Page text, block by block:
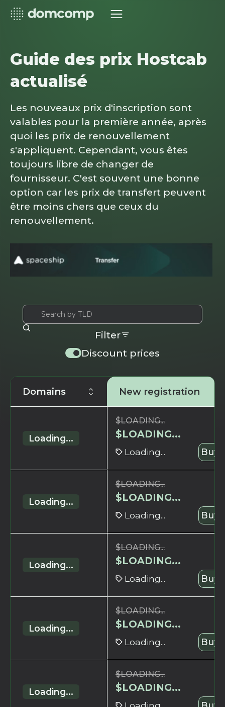
Guide des prix Hostcab
actualisé
Les nouveaux prix d'inscription sont
valables pour la première année, après
quoi les prix de renouvellement
s'appliquent. Cependant, vous êtes
toujours libre de changer de
fournisseur. C'est souvent une bonne
option car les prix de transfert peuvent
être moins chers que ceux du
renouvellement.
Discount prices
Filter
Domains New registration
Loading...
$LOADING...
$LOADING...
Loading... Buy
Loading...
$LOADING...
$LOADING...
Loading... Buy
Loading...
$LOADING...
$LOADING...
Loading... Buy
Loading...
$LOADING...
$LOADING...
Loading... Buy
Loading...
$LOADING...
$LOADING...